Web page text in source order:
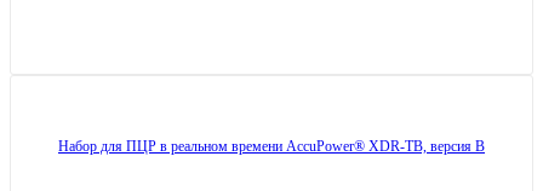
Набор для ПЦР в реальном времени AccuPower® XDR-TB, версия B